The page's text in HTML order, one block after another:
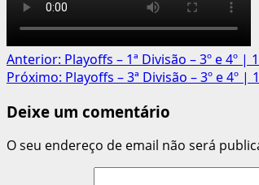
Navegação
de
artigos
Anterior: Playoffs – 1ª Divisão – 3º e 4º |
Próximo: Playoffs – 3ª Divisão – 3º e 4º |
Deixe um comentário
O seu endereço de email não será